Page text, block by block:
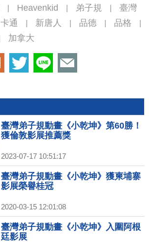
Heavenkid 弟子規
臺灣
卡通 新唐人 品德 品格
加拿大
臺灣弟子規動畫《小乾坤》第60勝！
獲倫敦影展推薦獎
2023-07-17 10:51:17
臺灣弟子規動畫《小乾坤》獲柬埔寨
影展榮譽桂冠
2020-03-15 12:01:08
臺灣弟子規動畫《小乾坤》入圍阿根
廷影展